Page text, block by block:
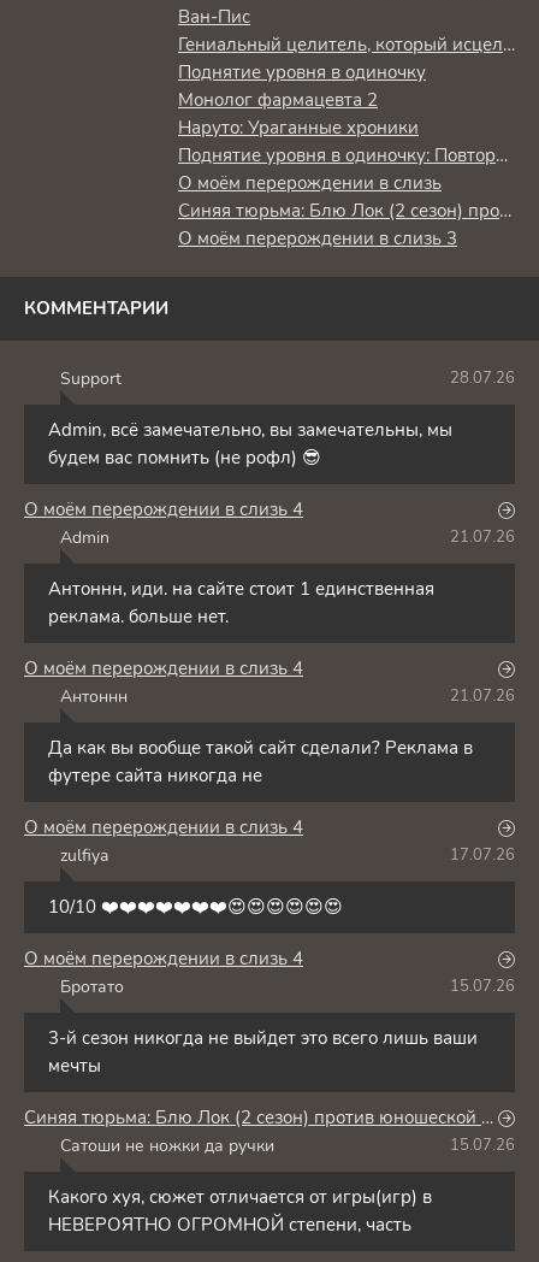
Ван-Пис
Гениальный целитель, который исцелял в одно мгновение, но был изгнан как бесполезный, теперь наслаждается жизнью в качестве тёмного целителя
Поднятие уровня в одиночку
Монолог фармацевта 2
Наруто: Ураганные хроники
Поднятие уровня в одиночку: Повторное пробуждение
О моём перерождении в слизь
Синяя тюрьма: Блю Лок (2 сезон) против юношеской сборной Японии
О моём перерождении в слизь 3
КОММЕНТАРИИ
Support 28.07.26
Admin, всё замечательно, вы замечательны, мы
будем вас помнить (не рофл) 😎
О моём перерождении в слизь 4
Admin 21.07.26
Антоннн, иди. на сайте стоит 1 единственная
реклама. больше нет.
О моём перерождении в слизь 4
Антоннн 21.07.26
Да как вы вообще такой сайт сделали? Реклама в
футере сайта никогда не
О моём перерождении в слизь 4
zulfiya 17.07.26
10/10 ❤️❤️❤️❤️❤️❤️❤️😍😍😍😍😍😍
О моём перерождении в слизь 4
Бротато 15.07.26
3-й сезон никогда не выйдет это всего лишь ваши
мечты
Синяя тюрьма: Блю Лок (2 сезон) против юношеской сборной Японии
Сатоши не ножки да ручки 15.07.26
Какого хуя, сюжет отличается от игры(игр) в
НЕВЕРОЯТНО ОГРОМНОЙ степени, часть